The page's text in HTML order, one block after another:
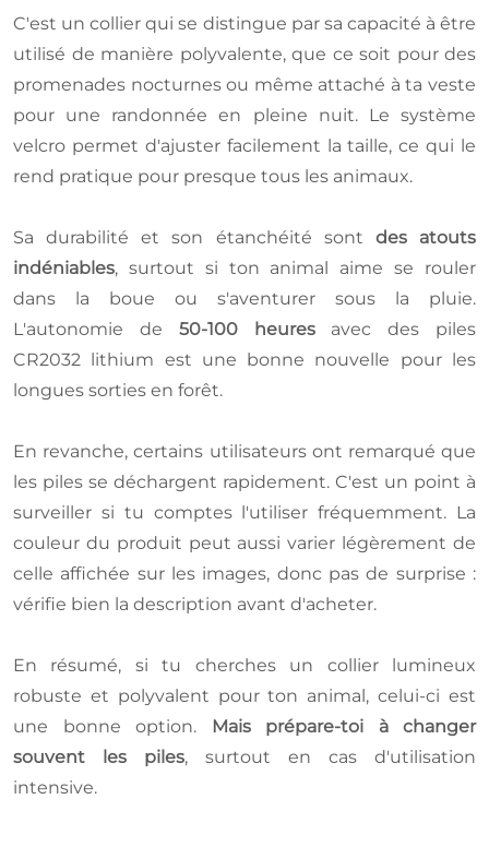
C'est un collier qui se distingue par sa capacité à être
utilisé de manière polyvalente, que ce soit pour des
promenades nocturnes ou même attaché à ta veste
pour une randonnée en pleine nuit. Le système
velcro permet d'ajuster facilement la taille, ce qui le
rend pratique pour presque tous les animaux.
Sa durabilité et son étanchéité sont des atouts
indéniables, surtout si ton animal aime se rouler
dans la boue ou s'aventurer sous la pluie.
L'autonomie de 50-100 heuresavec des piles
CR2032 lithium est une bonne nouvelle pour les
longues sorties en forêt.
En revanche, certains utilisateurs ont remarqué que
les piles se déchargent rapidement. C'est un point à
surveiller si tu comptes l'utiliser fréquemment. La
couleur du produit peut aussi varier légèrement de
celle affichée sur les images, donc pas de surprise :
vérifie bien la description avant d'acheter.
En résumé, si tu cherches un collier lumineux
robuste et polyvalent pour ton animal, celui-ci est
une bonne option. Mais prépare-toi à changer
souvent les piles, surtout en cas d'utilisation
intensive.